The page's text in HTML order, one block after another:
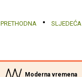
PRETHODNA SLJEDEĆA
Moderna vremena